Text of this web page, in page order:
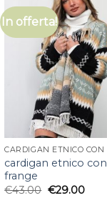
In offerta!
cardigan etnico con
frange
€43.00 €29.00